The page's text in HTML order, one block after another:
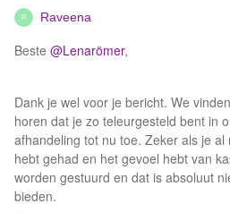
R Raveena
Beste ​ @Lenarömer,
Dank je wel voor je bericht. We
horen dat je zo teleurgesteld bent in
afhandeling tot nu toe. Zeker als je
hebt gehad en het gevoel hebt van
worden gestuurd en dat is absoluut
bieden.